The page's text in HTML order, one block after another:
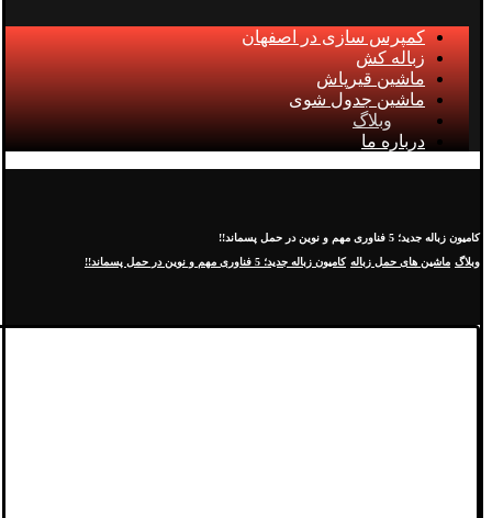
کمپرس سازی در اصفهان
زباله کش
ماشین قیرپاش
ماشین جدول شوی
وبلاگ
درباره ما
کامیون زباله جدید؛ 5 فناوری مهم و نوین در حمل پسماند!!
وبلاگ ماشین های حمل زباله کامیون زباله جدید؛ 5 فناوری مهم و نوین در حمل پسماند!!